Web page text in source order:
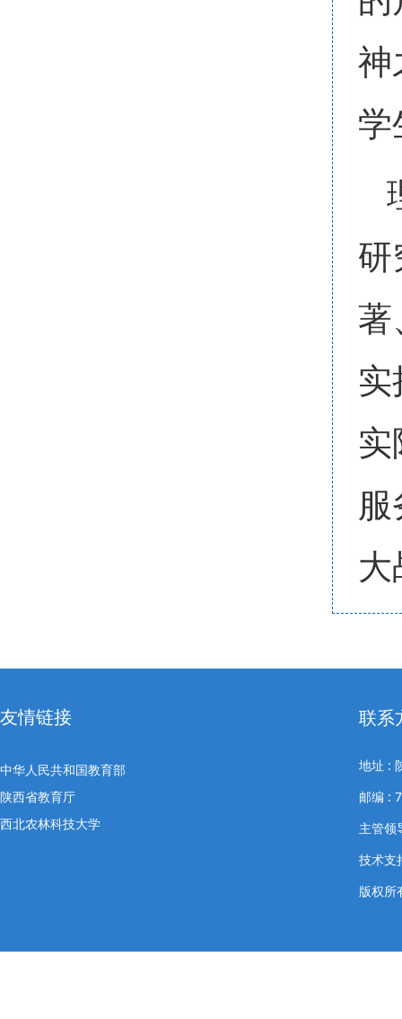
神
著
友情链接
中华人民共和国教育部
陕西省教育厅
西北农林科技大学
联系
地址 :
邮编 :
主管
技术支
版权